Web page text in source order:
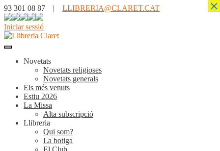
93 301 08 87 | LLIBRERIA@CLARET.CAT
Iniciar sessió
Novetats
Novetats religioses
Novetats generals
Els més venuts
Estiu 2026
La Missa
Alta subscripció
Llibreria
Qui som?
La botiga
El Club
×